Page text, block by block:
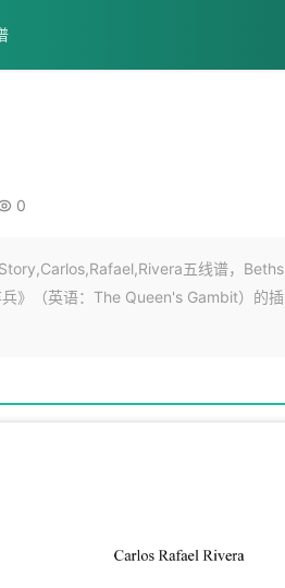
0
五线谱，Beths
》（英语：The Queen's Gambit）的插